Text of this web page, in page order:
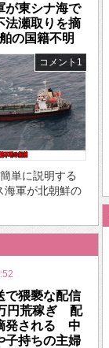
が東シナ海で
法瀬取りを摘
の国籍不明
コメント1
単に説明する
海軍が北朝鮮の
で猥褻な配信
円荒稼ぎ 配
発される 中
子持ちの主婦